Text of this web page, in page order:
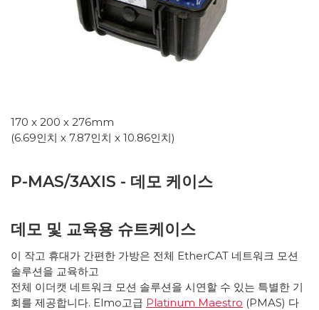
170 x 200 x 276mm
(6.69인치 x 7.87인치 x 10.86인치)
P-MAS/3AXIS - 데모 케이스
데모 및 교육용 슈트케이스
이 작고 휴대가 간편한 가방은 전체 EtherCAT 네트워크 모션
솔루션을 교육하고
전체 이더캣 네트워크 모션 솔루션을 시연할 수 있는 특별한 기
회를 제공합니다. Elmo고급 Platinum Maestro (PMAS) 다